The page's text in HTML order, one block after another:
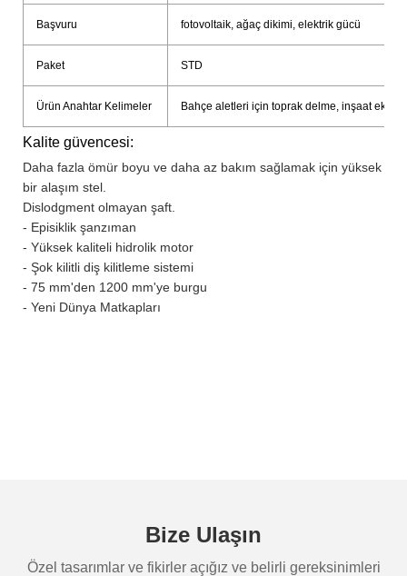
Başvuru fotovoltaik, ağaç dikimi, elektrik gücü
Paket STD
Ürün Anahtar Kelimeler Bahçe aletleri için toprak delme, inşaat
Kalite güvencesi:
Daha fazla ömür boyu ve daha az bakım sağlamak için yüksek
bir alaşım stel.
Dislodgment olmayan şaft.
- Episiklik şanzıman
- Yüksek kaliteli hidrolik motor
- Şok kilitli diş kilitleme sistemi
- 75 mm'den 1200 mm'ye burgu
- Yeni Dünya Matkapları
Bize Ulaşın
Özel tasarımlar ve fikirler açığız ve belirli gereksinimleri